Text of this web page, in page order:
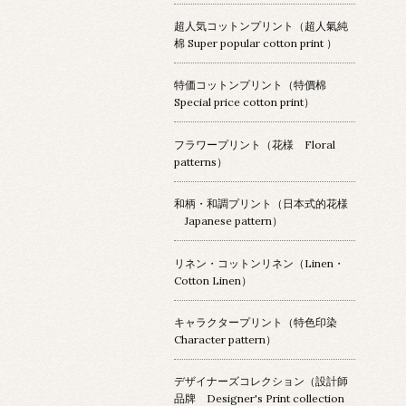
超人気コットンプリント（超人氣純
棉 Super popular cotton print ）
特価コットンプリント（特價棉
Special price cotton print）
フラワープリント（花様 Floral
patterns）
和柄・和調プリント（日本式的花様
Japanese pattern）
リネン・コットンリネン（Linen・
Cotton Linen）
キャラクタープリント（特色印染
Character pattern）
デザイナーズコレクション（設計師
品牌 Designer's Print collection